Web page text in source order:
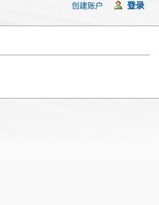
创建账户 登录